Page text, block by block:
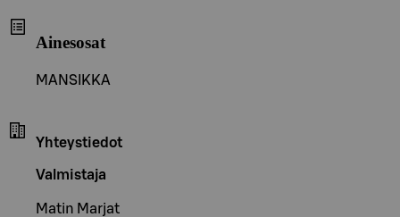
Ainesosat
MANSIKKA
Yhteystiedot
Valmistaja
Matin Marjat